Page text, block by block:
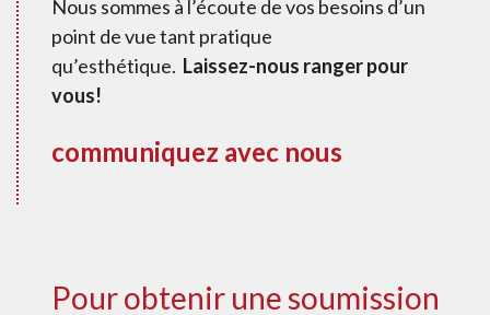
Nous sommes à l’écoute de vos besoins d’un
point de vue tant pratique
qu’esthétique. Laissez-nous ranger pour
vous!
communiquez avec nous
Pour obtenir une soumission